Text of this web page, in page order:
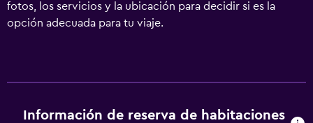
fotos, los servicios y la ubicación para decidir si es la
opción adecuada para tu viaje.
Información de reserva de habitaciones